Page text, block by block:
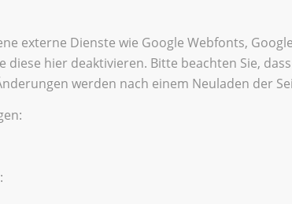
externe Dienste wie Google Webfonts,
diese hier deaktivieren. Bitte beachten Sie,
werden nach einem Neuladen der